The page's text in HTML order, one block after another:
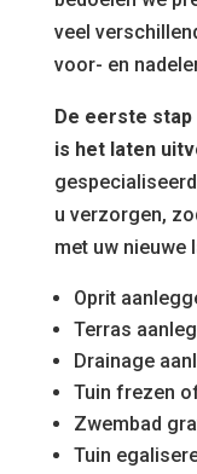
veel
voor- en
De eerste stap
is het laten
u verzorgen,
met uw nieuwe
Oprit
Terras
Drainage
Tuin frezen
Zwembad
Tuin